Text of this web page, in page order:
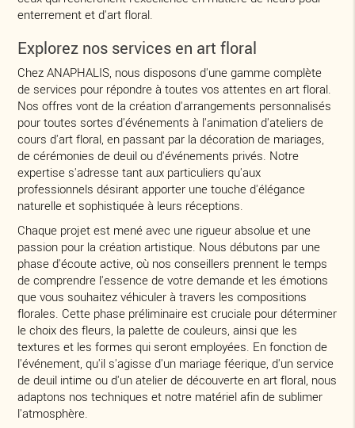
enterrement et d'art floral.
Explorez nos services en art floral
Chez ANAPHALIS, nous disposons d'une gamme complète
de services pour répondre à toutes vos attentes en art floral.
Nos offres vont de la création d'arrangements personnalisés
pour toutes sortes d'événements à l'animation d'ateliers de
cours d'art floral, en passant par la décoration de mariages,
de cérémonies de deuil ou d'événements privés. Notre
expertise s'adresse tant aux particuliers qu'aux
professionnels désirant apporter une touche d'élégance
naturelle et sophistiquée à leurs réceptions.
Chaque projet est mené avec une rigueur absolue et une
passion pour la création artistique. Nous débutons par une
phase d'écoute active, où nos conseillers prennent le temps
de comprendre l'essence de votre demande et les émotions
que vous souhaitez véhiculer à travers les compositions
florales. Cette phase préliminaire est cruciale pour déterminer
le choix des fleurs, la palette de couleurs, ainsi que les
textures et les formes qui seront employées. En fonction de
l'événement, qu'il s'agisse d'un mariage féerique, d'un service
de deuil intime ou d'un atelier de découverte en art floral, nous
adaptons nos techniques et notre matériel afin de sublimer
l'atmosphère.